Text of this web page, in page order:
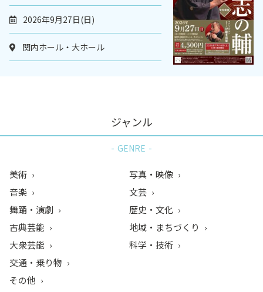
2026年9月27日(日)
関内ホール・大ホール
ジャンル
GENRE
美術
音楽
舞踊・演劇
古典芸能
大衆芸能
写真・映像
文芸
歴史・文化
地域・まちづくり
科学・技術
交通・乗り物
その他